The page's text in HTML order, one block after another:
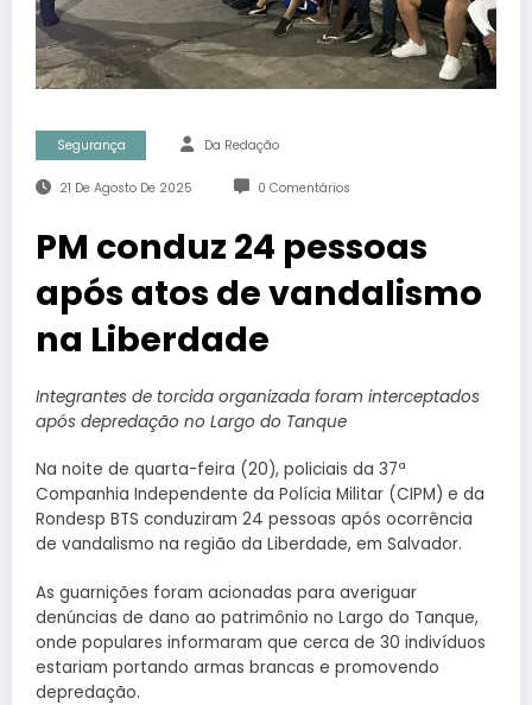
Segurança Da Redação
21 De Agosto De 2025 0 Comentários
PM conduz 24 pessoas
após atos de vandalismo
na Liberdade
Integrantes de torcida organizada foram interceptados
após depredação no Largo do Tanque
Na noite de quarta-feira (20), policiais da 37ª
Companhia Independente da Polícia Militar (CIPM) e da
Rondesp BTS conduziram 24 pessoas após ocorrência
de vandalismo na região da Liberdade, em Salvador.
As guarnições foram acionadas para averiguar
denúncias de dano ao patrimônio no Largo do Tanque,
onde populares informaram que cerca de 30 indivíduos
estariam portando armas brancas e promovendo
depredação.